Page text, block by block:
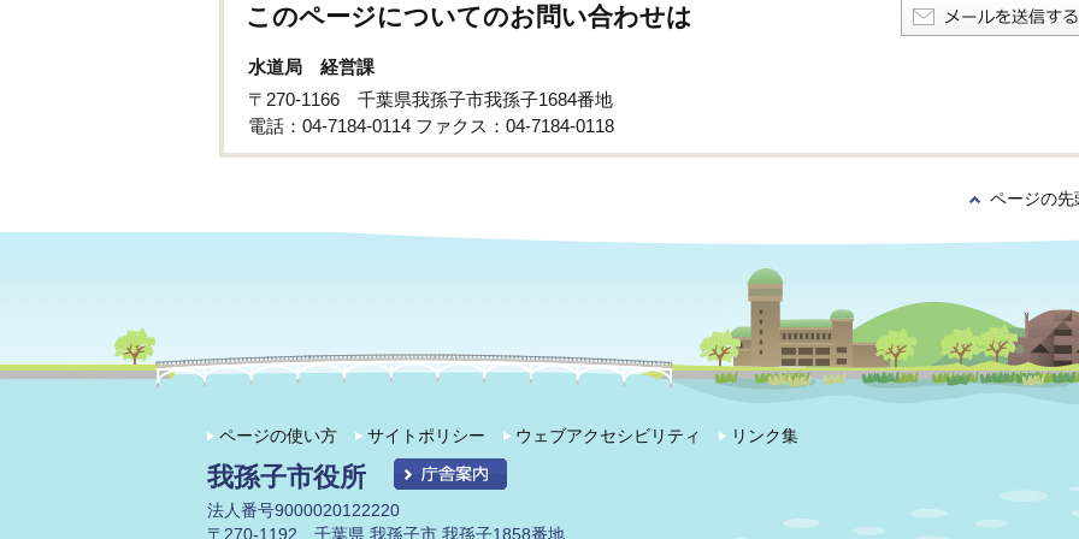
このページについてのお問い合わせは
水道局 経営課
〒270-1166 千葉県我孫子市我孫子1684番地
電話：04-7184-0114 ファクス：04-7184-0118
ページの先
ページの使い方 サイトポリシー ウェブアクセシビリティ リンク集
我孫子市役所
法人番号9000020122220
〒270-1192 千葉県 我孫子市 我孫子1858番地